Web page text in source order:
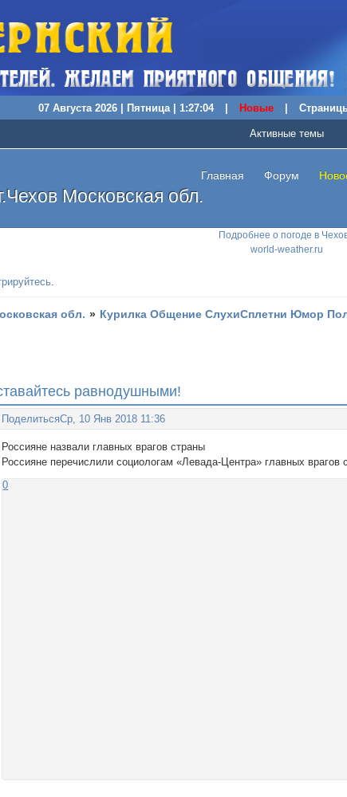
07 Августа 2026 | Пятница | 1:27:05 Новые
Подробнее о погоде в
world-weather.ru
Московская обл.
Главная Форум
Активные темы
.
обл. » Курилка Общение СлухиСплетни Юмор
равнодушными!
ПоделитьсяСр, 10 Янв 2018 11:36
Россияне назвали главных врагов страны
Россияне перечислили социологам «Левада-Центра» главных
0